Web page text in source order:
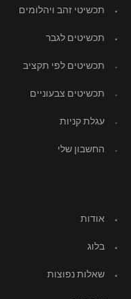
תכשיטי זהב ויהלומים
תכשיטים לגבר
תכשיטים לפי תקציב
תכשיטים צבעוניים
עגלת קניות
החשבון שלי
אודות
בלוג
שאלות נפוצות